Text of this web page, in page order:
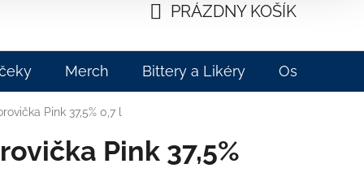
KOŠÍK
PRÁZDNY KOŠÍK
Merch Bittery a Likéry Ostatné
Pink 37,5% 0,7 l
Pink 37,5%